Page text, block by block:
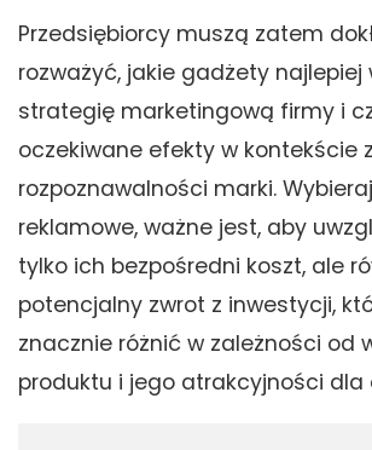
Przedsiębiorcy muszą zatem
rozważyć, jakie gadżety najlepiej
strategię marketingową firmy i
oczekiwane efekty w kontekście
rozpoznawalności marki.
reklamowe, ważne jest, aby
tylko ich bezpośredni koszt, ale
potencjalny zwrot z inwestycji,
znacznie różnić w zależności od
produktu i jego atrakcyjności dla